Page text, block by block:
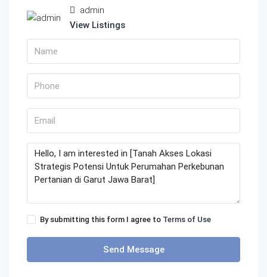
admin
View Listings
By submitting this form I agree to Terms of Use
Send Message